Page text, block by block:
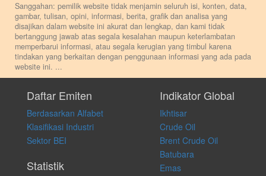
Sanggahan: pemilik website tidak menjamin seluruh isi, konten, data,
gambar, tulisan, opini, informasi, berita, grafik dan analisa yang
disajikan dalam website ini akurat dan lengkap, dan kami tidak
bertanggung jawab atas segala kesalahan maupun keterlambatan
memperbarui informasi, atau segala kerugian yang timbul karena
tindakan yang berkaitan dengan penggunaan informasi yang ada pada
website ini. ...
pribadi. Kami tidak memberi anjuran, saran, rekomendasi untuk
membeli, menjual atau melakukan aktivitas lain yang terkait dengan
transaksi perdagangan apapun, dan kami tidak bertanggung jawab
atas keputusan investasi yang dilakukan dalam kondisi dan situasi
apapun juga, yang diakibatkan secara langsung maupun tidak
langsung atas konten pada website ini.
Daftar Emiten
Berdasarkan Alfabet
Klasifikasi Industri
Sektor BEI
Statistik
Indikator Global
Ikhtisar
Crude Oil
Brent Crude Oil
Batubara
Emas